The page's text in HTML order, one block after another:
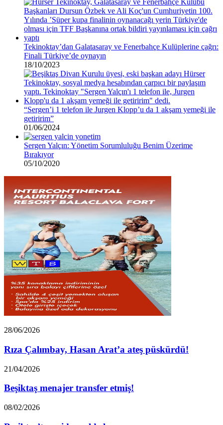
Tekinoktay’dan Galatasaray ve Fenerbahçe Kulüplerine çağrı:
Finali Türkiye’de oynayın
18/10/2023
“Sergen’i 1 telefon ile Jurgen Klopp’u da 1 akşam yemeği ile
getiririm”
01/06/2024
Sergen Yalçın: Yönetim Sorumluluğu Benim Üzerime
Bırakıyor
05/10/2020
Rıza
Hasan
Arat’a
ateş
püskürdü!
28/06/2026
Rıza Çalımbay, Hasan Arat’a ateş püskürdü!
Beşiktaş
transfer
etmiş!
21/04/2026
Beşiktaş menajer transfer etmiş!
Beşiktaş’tan
08/02/2026